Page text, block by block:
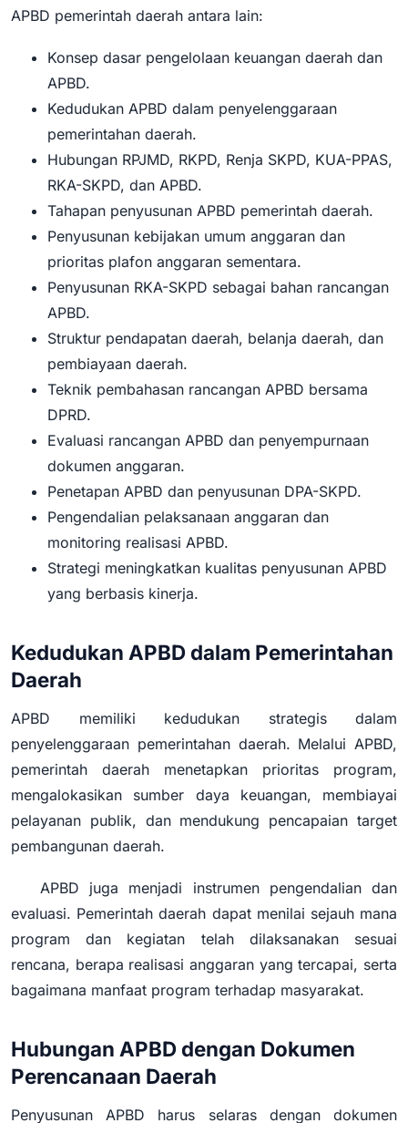
APBD pemerintah daerah antara lain:
Konsep dasar pengelolaan keuangan daerah dan
APBD.
Kedudukan APBD dalam penyelenggaraan
pemerintahan daerah.
Hubungan RPJMD, RKPD, Renja SKPD, KUA-PPAS,
RKA-SKPD, dan APBD.
Tahapan penyusunan APBD pemerintah daerah.
Penyusunan kebijakan umum anggaran dan
prioritas plafon anggaran sementara.
Penyusunan RKA-SKPD sebagai bahan rancangan
APBD.
Struktur pendapatan daerah, belanja daerah, dan
pembiayaan daerah.
Teknik pembahasan rancangan APBD bersama
DPRD.
Evaluasi rancangan APBD dan penyempurnaan
dokumen anggaran.
Penetapan APBD dan penyusunan DPA-SKPD.
Pengendalian pelaksanaan anggaran dan
monitoring realisasi APBD.
Strategi meningkatkan kualitas penyusunan APBD
yang berbasis kinerja.
Kedudukan APBD dalam Pemerintahan
Daerah
APBD memiliki kedudukan strategis dalam
penyelenggaraan pemerintahan daerah. Melalui APBD,
pemerintah daerah menetapkan prioritas program,
mengalokasikan sumber daya keuangan, membiayai
pelayanan publik, dan mendukung pencapaian target
pembangunan daerah.
APBD juga menjadi instrumen pengendalian dan
evaluasi. Pemerintah daerah dapat menilai sejauh mana
program dan kegiatan telah dilaksanakan sesuai
rencana, berapa realisasi anggaran yang tercapai, serta
bagaimana manfaat program terhadap masyarakat.
Hubungan APBD dengan Dokumen
Perencanaan Daerah
Penyusunan APBD harus selaras dengan dokumen